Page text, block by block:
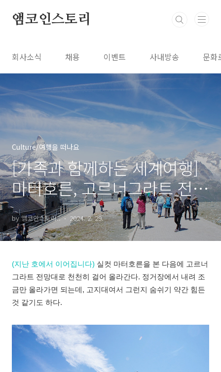
앰코인스토리
회사소식 채용 이벤트 사내방송 문화
Culture/여행을 떠나요
[가족과 함께하는 세계여행]
마터호른, 고르너그라트 전망
대 2편
by 앰코인스토리.. 2024. 2. 29.
(지난 호에서 이어집니다) 실컷 마터호른을 본 다음에 고르너
그라트 전망대로 천천히 걸어 올라간다. 정거장에서 내려 조
금만 올라가면 되는데, 고지대여서 그런지 숨쉬기 약간 힘든
것 같기도 하다.